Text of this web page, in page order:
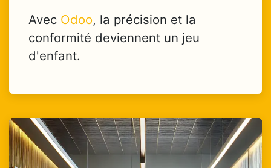
Avec Odoo, la précision et la
conformité deviennent un jeu
d'enfant.